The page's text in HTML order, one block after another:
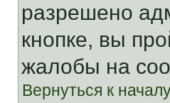
разрешено
кнопке, вы
жалобы на
Вернуться к